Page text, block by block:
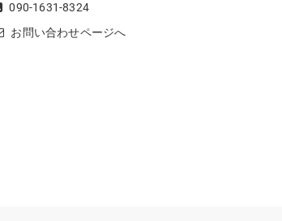
090-1631-8324
お問い合わせページへ